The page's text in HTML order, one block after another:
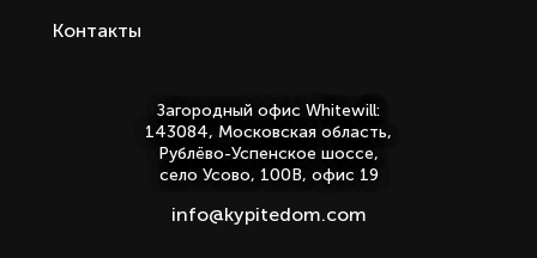
Контакты
Загородный офис Whitewill:
143084, Московская область,
Рублёво-Успенское шоссе,
село Усово, 100В, офис 19
info@kypitedom.com